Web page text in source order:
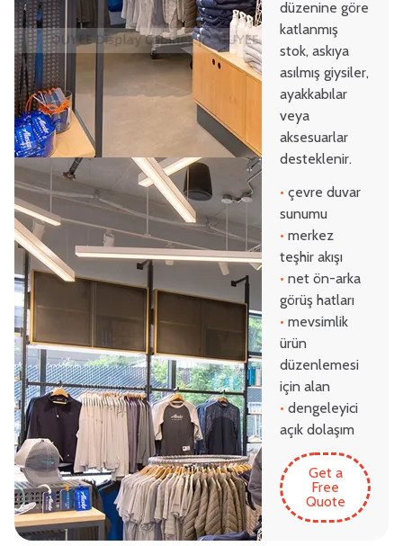
düzenine göre
katlanmış
stok, askıya
asılmış giysiler,
ayakkabılar
veya
aksesuarlar
desteklenir.
• çevre duvar
sunumu
• merkez
teşhir akışı
• net ön-arka
görüş hatları
• mevsimlik
ürün
düzenlemesi
için alan
• dengeleyici
açık dolaşım
Get a
Free
Quote